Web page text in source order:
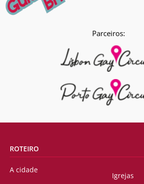
Parceiros:
ROTEIRO
A cidade
Igrejas